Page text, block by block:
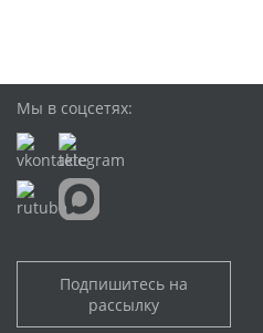
Мы в соцсетях:
Подпишитесь на
рассылку